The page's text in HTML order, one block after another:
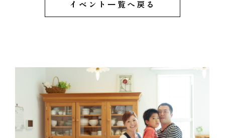
イベント一覧へ戻る